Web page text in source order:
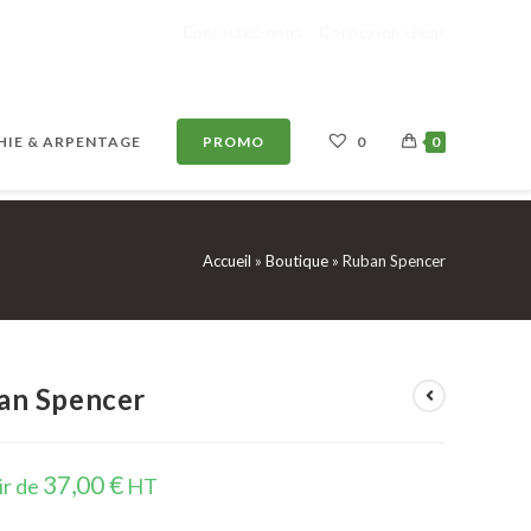
& ARPENTAGE PROMO 0 0
Accueil » Boutique » Ruban Spencer
Spencer
de 37,00€ HT